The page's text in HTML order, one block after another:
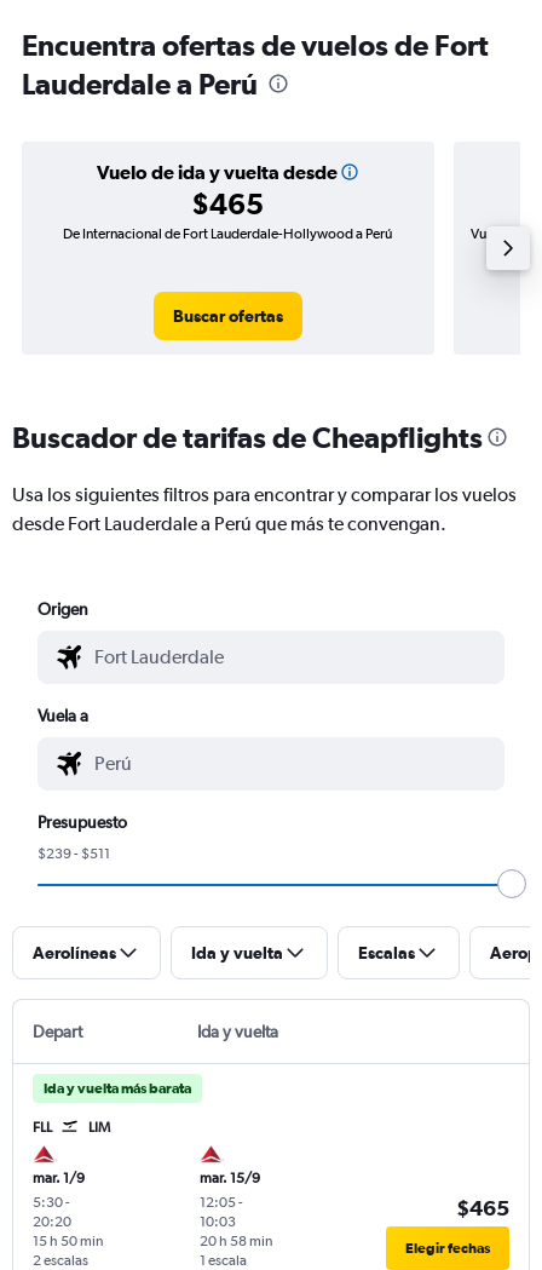
Encuentra ofertas de vuelos de Fort
Lauderdale a Perú
Vuelo de ida y vuelta desde
$465
De Internacional de Fort Lauderdale-Hollywood a Perú
Buscar ofertas
Vuelo de
Buscador de tarifas de Cheapflights
Usa los siguientes filtros para encontrar y comparar los vuelos
desde Fort Lauderdale a Perú que más te convengan.
Origen
Vuela a
Presupuesto
$239 - $511
Aerolíneas Ida y vuelta Escalas
Depart Ida y vuelta
Ida y vuelta más barata
FLL LIM
mar. 1/9
5:30-
20:20
2 escalas
15 h 50 min
mar. 15/9
12:05-
10:03
1 escala
20 h 58 min
$465
Elegir fechas